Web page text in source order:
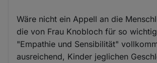
Wäre nicht ein Appell an die
die von Frau Knobloch für so
"Empathie und Sensibilität"
ausreichend, Kinder jeglichen